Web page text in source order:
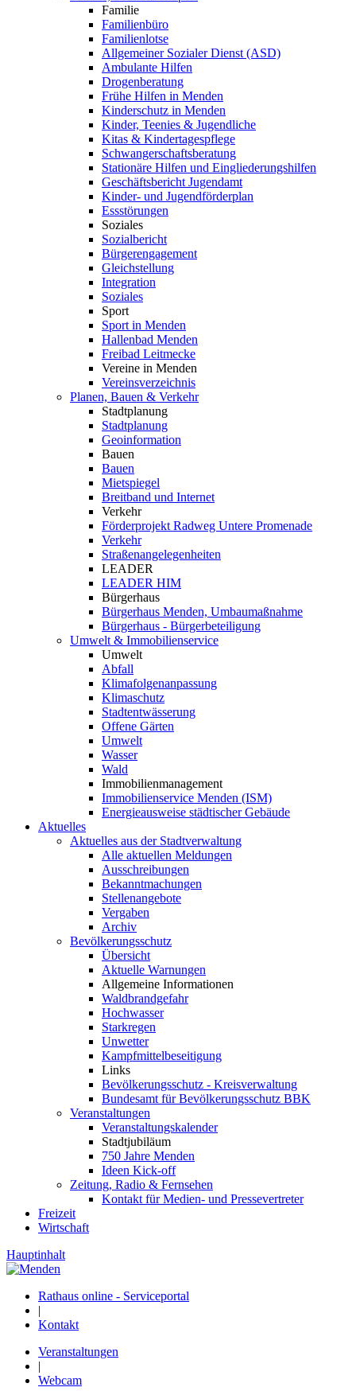
Familie
Familienbüro
Familienlotse
Allgemeiner Sozialer Dienst (ASD)
Ambulante Hilfen
Drogenberatung
Frühe Hilfen in Menden
Kinderschutz in Menden
Kinder, Teenies & Jugendliche
Kitas & Kindertagespflege
Schwangerschaftsberatung
Stationäre Hilfen und Eingliederungshilfen
Geschäftsbericht Jugendamt
Kinder- und Jugendförderplan
Essstörungen
Soziales
Sozialbericht
Bürgerengagement
Gleichstellung
Integration
Soziales
Sport
Sport in Menden
Hallenbad Menden
Freibad Leitmecke
Vereine in Menden
Vereinsverzeichnis
Planen, Bauen & Verkehr
Stadtplanung
Stadtplanung
Geoinformation
Bauen
Bauen
Mietspiegel
Breitband und Internet
Verkehr
Förderprojekt Radweg Untere Promenade
Verkehr
Straßenangelegenheiten
LEADER
LEADER HIM
Bürgerhaus
Bürgerhaus Menden, Umbaumaßnahme
Bürgerhaus - Bürgerbeteiligung
Umwelt & Immobilienservice
Umwelt
Abfall
Klimafolgenanpassung
Klimaschutz
Stadtentwässerung
Offene Gärten
Umwelt
Wasser
Wald
Immobilienmanagement
Immobilienservice Menden (ISM)
Energieausweise städtischer Gebäude
Aktuelles
Aktuelles aus der Stadtverwaltung
Alle aktuellen Meldungen
Ausschreibungen
Bekanntmachungen
Stellenangebote
Vergaben
Archiv
Bevölkerungsschutz
Übersicht
Aktuelle Warnungen
Allgemeine Informationen
Waldbrandgefahr
Hochwasser
Starkregen
Unwetter
Kampfmittelbeseitigung
Links
Bevölkerungsschutz - Kreisverwaltung
Bundesamt für Bevölkerungsschutz BBK
Veranstaltungen
Veranstaltungskalender
Stadtjubiläum
750 Jahre Menden
Ideen Kick-off
Zeitung, Radio & Fernsehen
Kontakt für Medien- und Pressevertreter
Freizeit
Wirtschaft
Hauptinhalt
Rathaus online - Serviceportal
|
Kontakt
Veranstaltungen
|
Webcam